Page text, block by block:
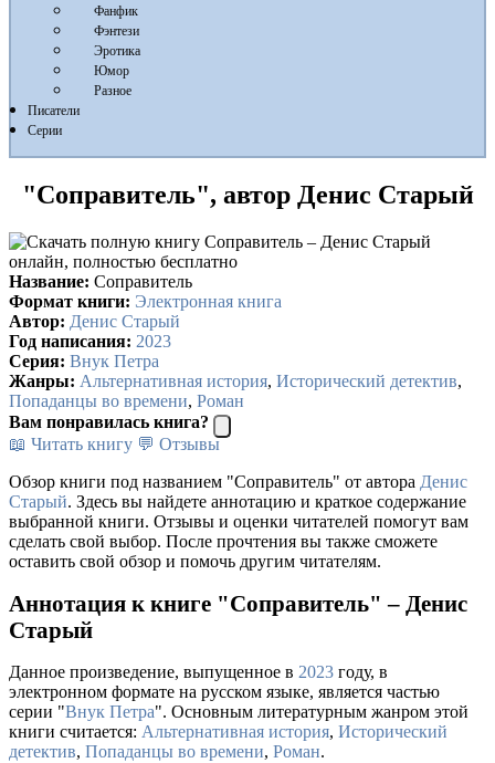
Фанфик
Фэнтези
Эротика
Юмор
Разное
Писатели
Серии
"Соправитель", автор Денис Старый
Название: Соправитель
Формат книги: Электронная книга
Автор: Денис Старый
Год написания: 2023
Серия: Внук Петра
Жанры: Альтернативная история, Исторический детектив,
Попаданцы во времени, Роман
Вам понравилась книга?
📖 Читать книгу 💬 Отзывы
Обзор книги под названием "Соправитель" от автора Денис
Старый. Здесь вы найдете аннотацию и краткое содержание
выбранной книги. Отзывы и оценки читателей помогут вам
сделать свой выбор. После прочтения вы также сможете
оставить свой обзор и помочь другим читателям.
Аннотация к книге "Соправитель" – Денис
Старый
Данное произведение, выпущенное в 2023 году, в
электронном формате на русском языке, является частью
серии "Внук Петра". Основным литературным жанром этой
книги считается: Альтернативная история, Исторический
детектив, Попаданцы во времени, Роман.